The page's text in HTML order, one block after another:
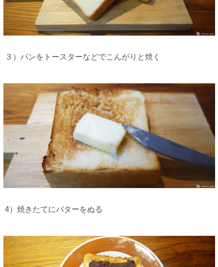
３）パンをトースターなどでこんがりと焼く
4）焼きたてにバターをぬる